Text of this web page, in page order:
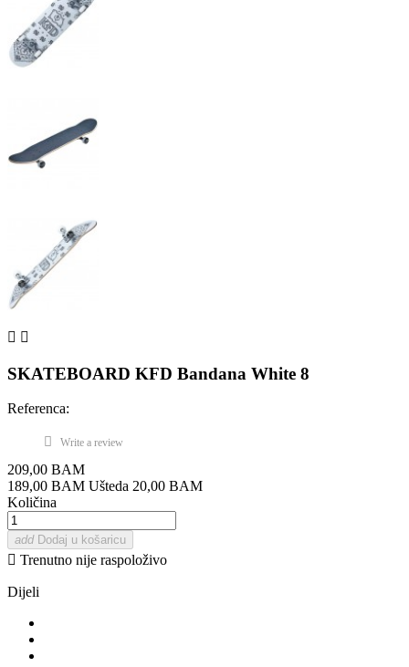
 
SKATEBOARD KFD Bandana White 8
Referenca:
Write a review
209,00 BAM
189,00 BAM Ušteda 20,00 BAM
Količina
add Dodaj u košaricu
 Trenutno nije raspoloživo
Dijeli